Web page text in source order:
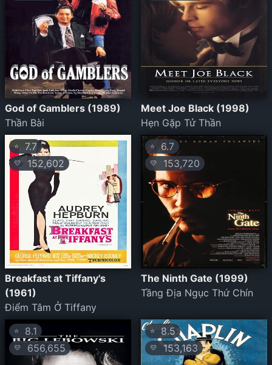
God of Gamblers (1989)
Thần Bài
Meet Joe Black (1998)
Hẹn Gặp Tử Thần
⭐ 7.7
💛 152,602
Breakfast at Tiffany's
(1961)
Điểm Tâm Ở Tiffany
⭐ 6.7
💛 153,720
The Ninth Gate (1999)
Tầng Địa Ngục Thứ Chín
⭐ 8.1
💛 656,655
⭐ 8.5
💛 153,163